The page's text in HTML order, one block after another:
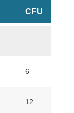
CFU
6
12